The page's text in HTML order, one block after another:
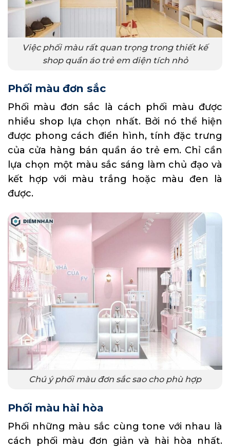
Việc phối màu rất quan trọng trong thiết kế
shop quần áo trẻ em diện tích nhỏ
Phối màu đơn sắc
Phối màu đơn sắc là cách phối màu được
nhiều shop lựa chọn nhất. Bởi nó thể hiện
được phong cách điển hình, tính đặc trưng
của cửa hàng bán quần áo trẻ em. Chỉ cần
lựa chọn một màu sắc sáng làm chủ đạo và
kết hợp với màu trắng hoặc màu đen là
được.
Chú ý phối màu đơn sắc sao cho phù hợp
Phối màu hài hòa
Phối những màu sắc cùng tone với nhau là
cách phối màu đơn giản và hài hòa nhất.